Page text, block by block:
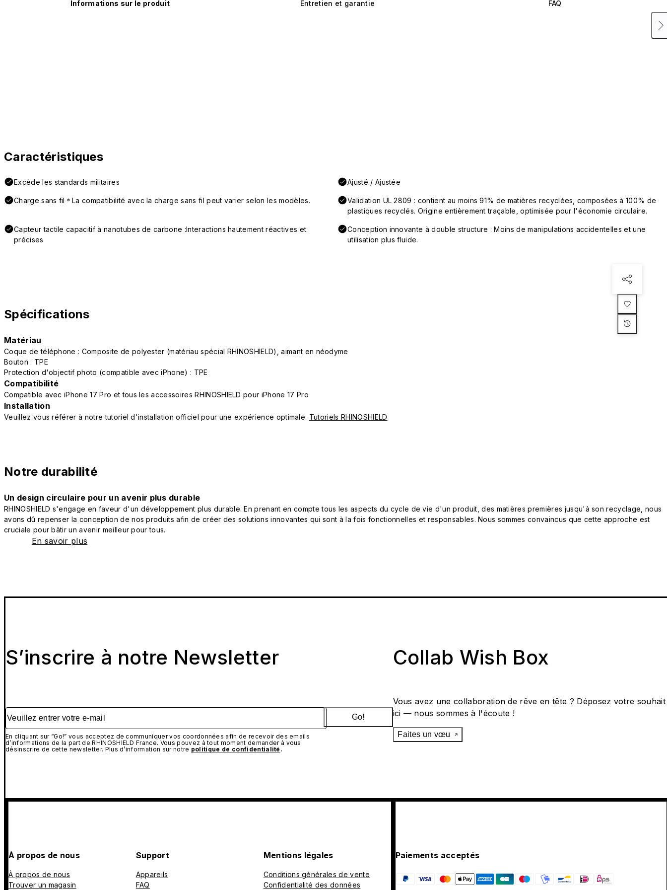
Informations sur le produit Entretien et garantie FAQ
Caractéristiques
Excède les standards militaires Ajusté / Ajustée
Charge sans fil＊La compatibilité avec la charge sans fil peut varier selon les modèles.
Validation UL 2809 : contient au moins 91% de matières recyclées, composées à 100% de
plastiques recyclés. Origine entièrement traçable, optimisée pour l'économie circulaire.
Capteur tactile capacitif à nanotubes de carbone :Interactions hautement réactives et
précises
Conception innovante à double structure : Moins de manipulations accidentelles et une
utilisation plus fluide.
Spécifications
Matériau
Coque de téléphone : Composite de polyester (matériau spécial RHINOSHIELD), aimant en néodyme
Bouton : TPE
Protection d'objectif photo (compatible avec iPhone) : TPE
Compatibilité
Compatible avec iPhone 17 Pro et tous les accessoires RHINOSHIELD pour iPhone 17 Pro
Installation
Veuillez vous référer à notre tutoriel d'installation officiel pour une expérience optimale. Tutoriels RHINOSHIELD
Notre durabilité
Un design circulaire pour un avenir plus durable
RHINOSHIELD s'engage en faveur d'un développement plus durable. En prenant en compte tous les aspects du cycle de vie d'un produit, des matières premières jusqu'à son recyclage, nous
avons dû repenser la conception de nos produits afin de créer des solutions innovantes qui sont à la fois fonctionnelles et responsables. Nous sommes convaincus que cette approche est
cruciale pour bâtir un avenir meilleur pour tous.
En savoir plus
S’inscrire à notre Newsletter
Veuillez entrer votre e-mail
En cliquant sur “Go!” vous acceptez de communiquer vos coordonnées afin de recevoir des emails
d’informations de la part de RHINOSHIELD France. Vous pouvez à tout moment demander à vous
désinscrire de cette newsletter. Plus d’information sur notre politique de confidentialité .
Go!
Collab Wish Box
Vous avez une collaboration de rêve en tête ? Déposez votre souhait
ici — nous sommes à l'écoute !
Faites un vœu
À propos de nous
À propos de nous
Trouver un magasin
Support
Appareils
FAQ
Mentions légales
Conditions générales de vente
Confidentialité des données
Paiements acceptés